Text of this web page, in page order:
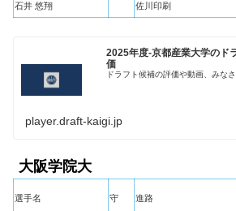
石井 悠翔 佐川印刷
2025年度-京都産業大学のド
価
ドラフト候補の評価や動画、みな
player.draft-kaigi.jp
大阪学院大
選手名 守 進路